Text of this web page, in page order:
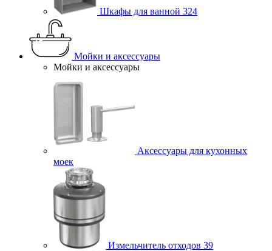
Шкафы для ванной 324
Мойки и аксессуары
Мойки и аксессуары
Аксессуары для кухонных
моек
Измельчитель отходов 39